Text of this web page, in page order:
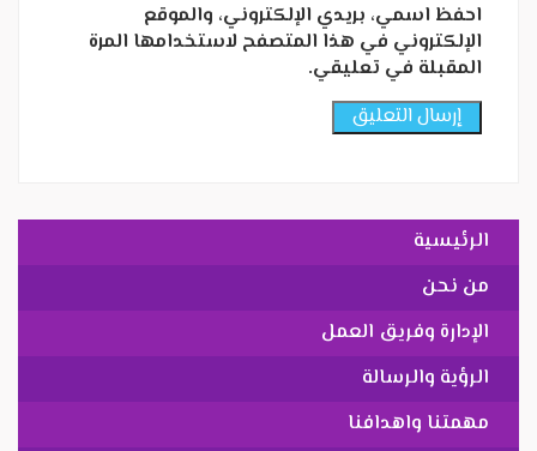
احفظ اسمي، بريدي الإلكتروني، والموقع
الإلكتروني في هذا المتصفح لاستخدامها المرة
المقبلة في تعليقي.
الرئيسية
من نحن
الإدارة وفريق العمل
الرؤية والرسالة
مهمتنا واهدافنا